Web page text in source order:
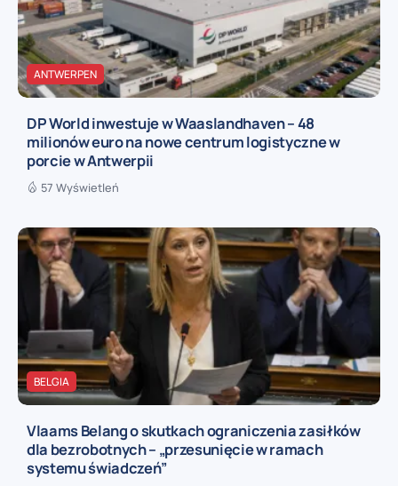
ANTWERPEN
DP World inwestuje w Waaslandhaven – 48
milionów euro na nowe centrum logistyczne w
porcie w Antwerpii
57 Wyświetleń
BELGIA
Vlaams Belang o skutkach ograniczenia zasiłków
dla bezrobotnych – „przesunięcie w ramach
systemu świadczeń”